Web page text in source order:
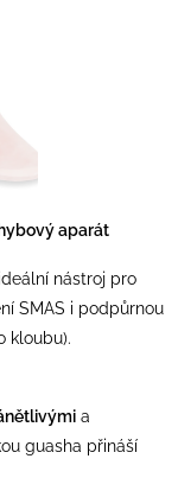
aparát
nástroj pro
SMAS i podpůrnou
kloubu).
a
guasha přináší